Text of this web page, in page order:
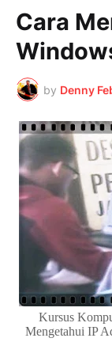
Cara
by Denny
Kursus
Mengetahui IP